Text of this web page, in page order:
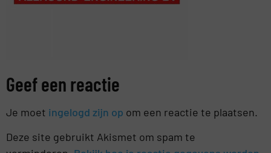
Geef een reactie
Je moet ingelogd zijn op om een reactie te plaatsen.
Deze site gebruikt Akismet om spam te